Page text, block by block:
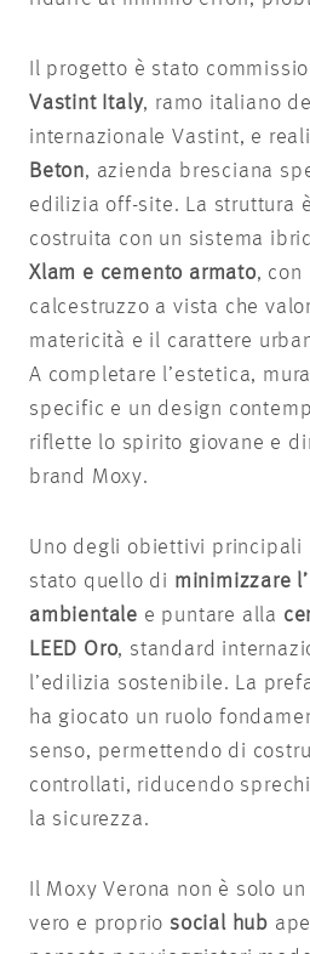
Il progetto è stato
Vastint Italy, ramo italiano
internazionale Vastint, e
Beton, azienda bresciana
edilizia off-site. La struttura
costruita con un sistema
Xlam e cemento armato, con
calcestruzzo a vista che
matericità e il carattere
A completare l’estetica,
specific e un design
riflette lo spirito giovane e
brand Moxy.
Uno degli obiettivi principali
stato quello di minimizzare
ambientale e puntare alla
LEED Oro, standard
l’edilizia sostenibile. La
ha giocato un ruolo
senso, permettendo di
controllati, riducendo
la sicurezza.
Il Moxy Verona non è solo
vero e propriosocial hub